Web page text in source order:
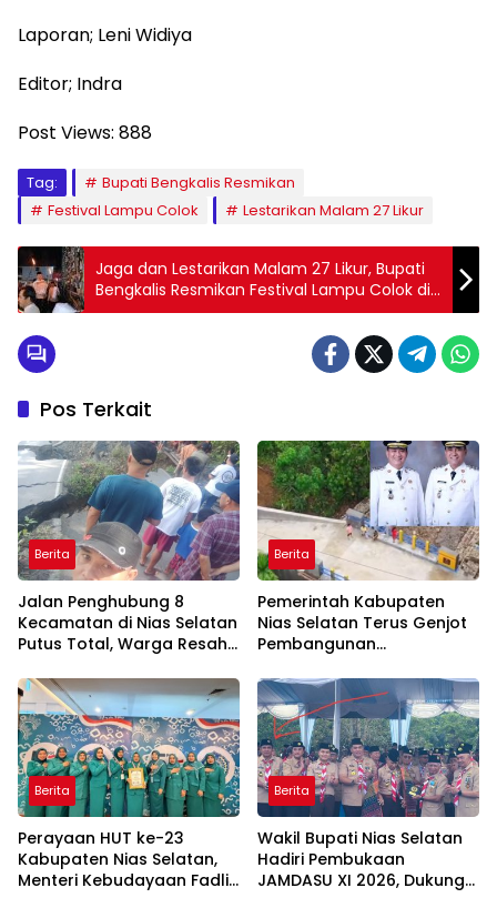
Laporan; Leni Widiya
Editor; Indra
Post Views: 888
Tag:
Bupati Bengkalis Resmikan
Festival Lampu Colok
Lestarikan Malam 27 Likur
Jaga dan Lestarikan Malam 27 Likur, Bupati
Bengkalis Resmikan Festival Lampu Colok di
Desa Senggoro
Pos Terkait
Berita
Jalan Penghubung 8
Kecamatan di Nias Selatan
Putus Total, Warga Resah
Terganggu
Berita
Pemerintah Kabupaten
Nias Selatan Terus Genjot
Pembangunan
Mendorong Konektivitas
dan Pertumbuhan Daerah
Berita
Perayaan HUT ke-23
Kabupaten Nias Selatan,
Menteri Kebudayaan Fadli
Berita
Wakil Bupati Nias Selatan
Hadiri Pembukaan
JAMDASU XI 2026, Dukung